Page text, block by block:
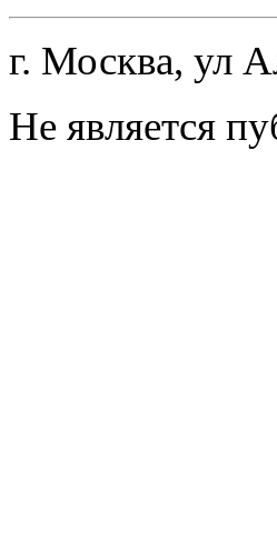
г. Москва, ул
Не является